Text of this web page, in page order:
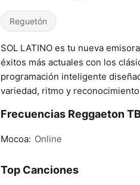
Reguetón
SOL LATINO es tu nueva
éxitos más actuales con los
programación inteligente
variedad, ritmo y
Frecuencias Reggaeton
Mocoa: Online
Top Canciones